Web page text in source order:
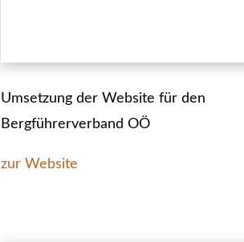
Umsetzung der Website für den
Bergführerverband OÖ
zur Website